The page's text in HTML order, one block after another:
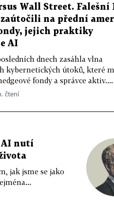
Wall Street. Falešní
na přední
jejich praktiky
AI
dnech zasáhla vlna
kybernetických útoků, které
fondy a správce aktiv....
čtení
AI nutí
jak jsme se jako